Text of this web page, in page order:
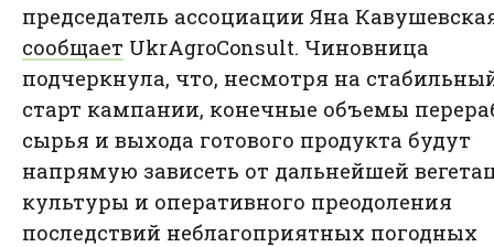
председатель ассоциации Яна
сообщает UkrAgroConsult. Чиновница
подчеркнула, что, несмотря на
старт кампании, конечные объемы
сырья и выхода готового продукта будут
напрямую зависеть от дальнейшей
культуры и оперативного преодоления
последствий неблагоприятных погодных